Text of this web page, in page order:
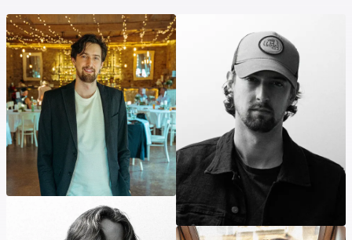
Média